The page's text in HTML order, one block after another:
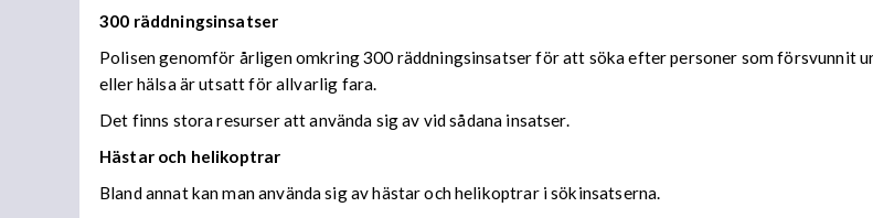
300 räddningsinsatser
Polisen genomför årligen omkring 300 räddningsinsatser för att söka efter personer som försvunnit
eller hälsa är utsatt för allvarlig fara.
Det finns stora resurser att använda sig av vid sådana insatser.
Hästar och helikoptrar
Bland annat kan man använda sig av hästar och helikoptrar i sökinsatserna.